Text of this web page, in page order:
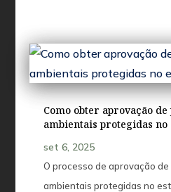
Como obter aprovação
ambientais protegidas no
set 6, 2025
O processo de aprovação
ambientais protegidas no